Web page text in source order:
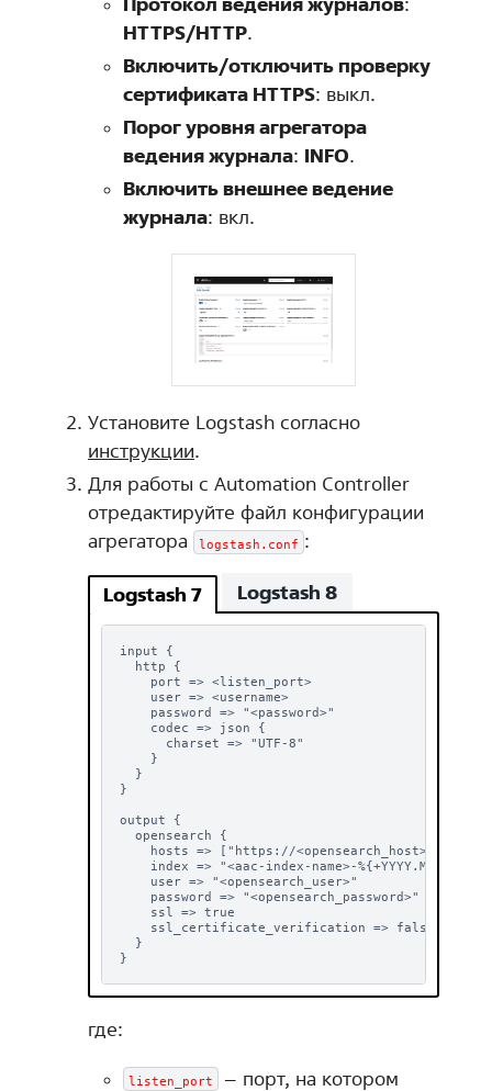
Протокол ведения журналов:
HTTPS/HTTP.
Включить/отключить проверку
сертификата HTTPS: выкл.
Порог уровня агрегатора
ведения журнала: INFO.
Включить внешнее ведение
журнала: вкл.
Установите Logstash согласно
инструкции.
Для работы с Automation Controller
отредактируйте файл конфигурации
агрегатора
logstash.conf :
Logstash 7
input {
  http {
    port => <listen_port>
    user => <username>
    password => "<password>"
    codec => json {
      charset => "UTF-8"
    }
  }
}
output {
  opensearch {
hosts => ["https://
    index => "<aac-index-name>-%{+YYYY.MM.dd}"
    user => "<opensearch_user>"
    password => "<opensearch_password>"
    ssl => true
    ssl_certificate_verification => false
  }
Logstash 8
где:
listen_port
– порт, на котором